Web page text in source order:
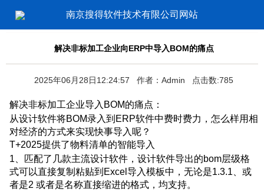
南京搜得软件技术有限公司网站
解决非标加工企业向ERP中导入BOM的痛点
2025年06月28日12:24:57 作者：Admin 点击数:785
解决非标加工企业导入BOM的痛点：
从设计软件将BOM录入到ERP软件中费时费力，怎么样用相
对经济的方式来实现快事导入呢？
T+2025提供了物料清单的智能导入
1、匹配了几款主流设计软件，设计软件导出的bom层级格
式可以直接复制粘贴到Excel导入模板中，无论是1.3.1、或
者是2 或者是名称直接缩进的格式，均支持。